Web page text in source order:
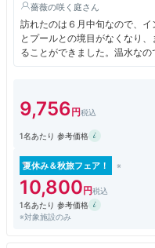
薔薇の咲く庭
訪れたのは６月中旬なので、
とプールとの境目がなくなり
ることができました。温水なの
はありませんでした。プリン
9,756
1名あたり 参考価格
夏休み＆秋旅フェア！
10,800
1名あたり 参考価格
※対象施設のみ